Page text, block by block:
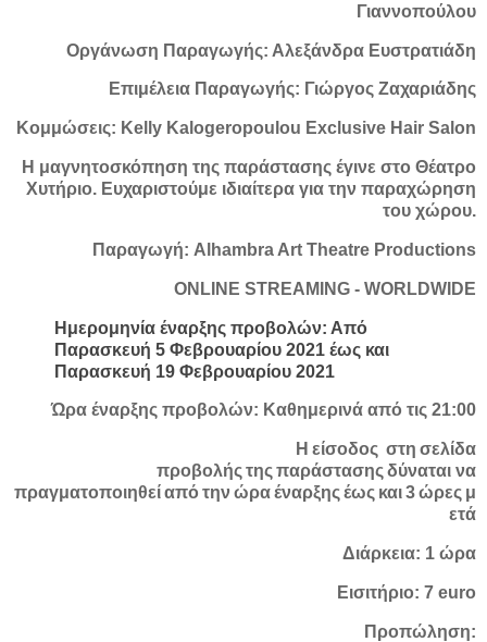
Γιαννοπούλου
Οργάνωση Παραγωγής: Αλεξάνδρα Ευστρατιάδη
Επιμέλεια Παραγωγής: Γιώργος Ζαχαριάδης
Κομμώσεις: Kelly Kalogeropoulou Exclusive Hair Salon
Η μαγνητοσκόπηση της παράστασης έγινε στο Θέατρο
Χυτήριο. Ευχαριστούμε ιδιαίτερα για την παραχώρηση
του χώρου.
Παραγωγή: Alhambra Art Theatre Productions
ONLINE STREAMING - WORLDWIDE
Ημερομηνία έναρξης προβολών: Από
Παρασκευή 5 Φεβρουαρίου 2021 έως και
Παρασκευή 19 Φεβρουαρίου 2021
Ώρα έναρξης προβολών: Καθημερινά από τις 21:00
Η είσοδος στη σελίδα
προβολής της παράστασης δύναται να
πραγματοποιηθεί από την ώρα έναρξης έως και 3 ώρες μ
ετά
Διάρκεια: 1 ώρα
Εισιτήριο: 7 euro
Προπώληση: